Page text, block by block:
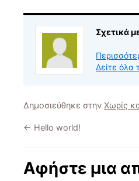
Σχετικά
Δείτε
Δημοσιεύθηκε στην Χωρίς
← Hello world!
Αφήστε μια